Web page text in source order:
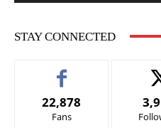
STAY CONNECTED
22,878
Fans